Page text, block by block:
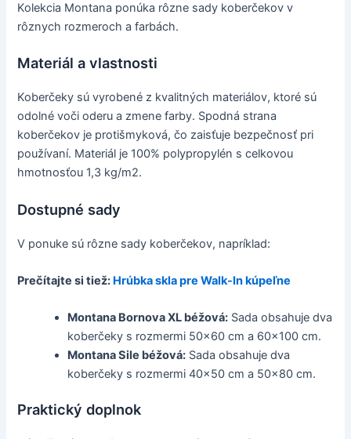
Kolekcia Montana ponúka rôzne sady koberčekov v
rôznych rozmeroch a farbách.
Materiál a vlastnosti
Koberčeky sú vyrobené z kvalitných materiálov, ktoré sú
odolné voči oderu a zmene farby. Spodná strana
koberčekov je protišmyková, čo zaisťuje bezpečnosť pri
používaní. Materiál je 100% polypropylén s celkovou
hmotnosťou 1,3 kg/m2.
Dostupné sady
V ponuke sú rôzne sady koberčekov, napríklad:
Prečítajte si tiež: Hrúbka skla pre Walk-In kúpeľne
Montana Bornova XL béžová: Sada obsahuje dva
koberčeky s rozmermi 50x60 cm a 60x100 cm.
Montana Sile béžová: Sada obsahuje dva
koberčeky s rozmermi 40x50 cm a 50x80 cm.
Praktický doplnok